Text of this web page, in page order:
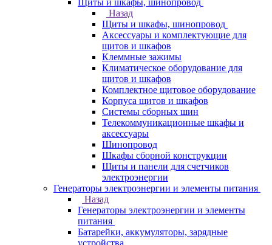
Щиты и шкафы, шинопровод
Назад
Щиты и шкафы, шинопровод
Аксессуары и комплектующие для
щитов и шкафов
Клеммные зажимы
Климатическое оборудование для
щитов и шкафов
Комплектное щитовое оборудование
Корпуса щитов и шкафов
Системы сборных шин
Телекоммуникационные шкафы и
аксессуары
Шинопровод
Шкафы сборной конструкции
Щиты и панели для счетчиков
электроэнергии
Генераторы электроэнергии и элементы питания
Назад
Генераторы электроэнергии и элементы
питания
Батарейки, аккумуляторы, зарядные
устройства